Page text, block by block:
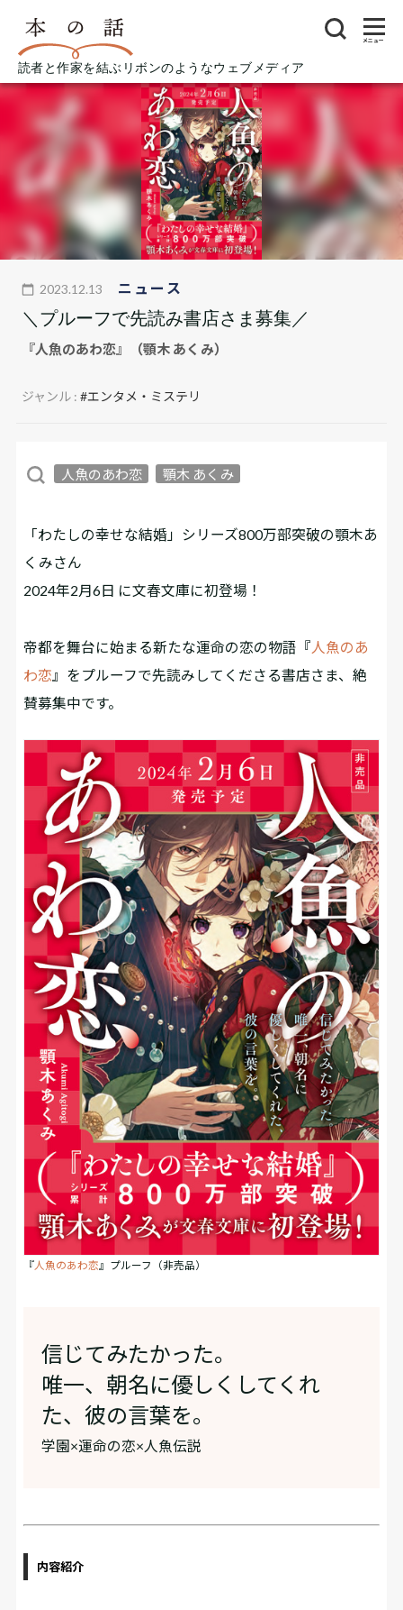
読者と作家を結ぶリボンのようなウェブメディア
メニュー
2023.12.13 ニュース
＼プルーフで先読み書店さま募集／
『人魚のあわ恋』（顎木 あくみ）
ジャンル :#エンタメ・ミステリ
人魚のあわ恋 顎木 あくみ
「わたしの幸せな結婚」シリーズ800万部突破の顎木あ
くみさん
2024年2月6日 に文春文庫に初登場！
帝都を舞台に始まる新たな運命の恋の物語『 人魚のあ
わ恋 』をプルーフで先読みしてくださる書店さま、絶
賛募集中です。
『人魚のあわ恋 』プルーフ（非売品）
信じてみたかった。
唯一、朝名に優しくしてくれ
た、彼の言葉を。
学園×運命の恋×人魚伝説
内容紹介